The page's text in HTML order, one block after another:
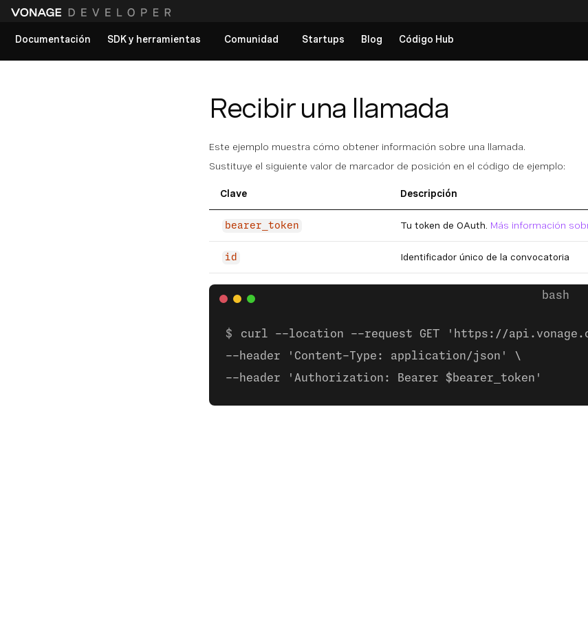
Documentación
SDK y herramientas Comunidad Startups Blog Código Hub
Recibir una llamada
Este ejemplo muestra cómo obtener información sobre una llamada.
Sustituye el siguiente valor de marcador de posición en el código de ejemplo:
Clave Descripción
bearer_token Tu token de OAuth. Más información
id Identificador único de la convocatoria
curl --location --request GET 'https://
--header 'Content-Type: application/json' \
--header 'Authorization: Bearer $bearer_token'